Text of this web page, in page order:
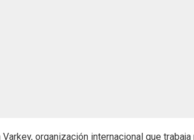
organización internacional que trabaja